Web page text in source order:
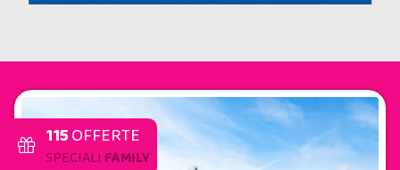
115OFFERTE
SPECIALI FAMILY